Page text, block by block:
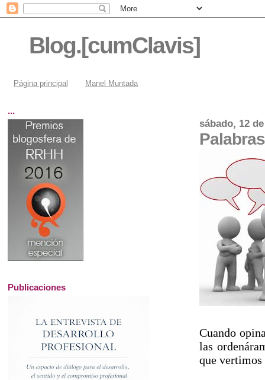
Blog.[cumClavis]
Página principal Manel Muntada
sábado, 12
Cuando
las
que vertimos
...
Publicaciones